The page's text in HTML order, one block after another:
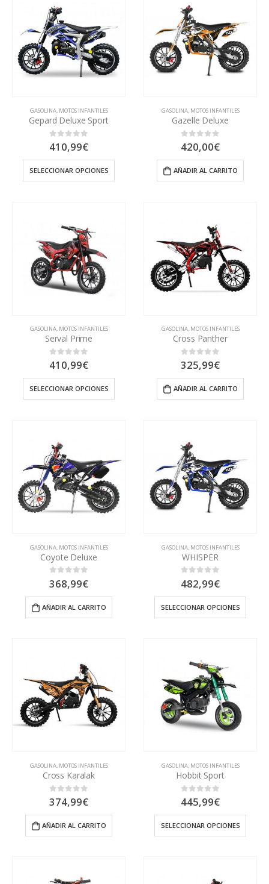
GASOLINA, MOTOS INFANTILES
Gepard Deluxe Sport
0out of 5
410,99€
SELECCIONAR OPCIONES
GASOLINA, MOTOS INFANTILES
Gazelle Deluxe
0out of 5
420,00€
AÑADIR AL CARRITO
GASOLINA, MOTOS INFANTILES
Serval Prime
0out of 5
410,99€
SELECCIONAR OPCIONES
GASOLINA, MOTOS INFANTILES
Cross Panther
0out of 5
325,99€
AÑADIR AL CARRITO
GASOLINA, MOTOS INFANTILES
Coyote Deluxe
0out of 5
368,99€
AÑADIR AL CARRITO
GASOLINA, MOTOS INFANTILES
WHISPER
0out of 5
482,99€
SELECCIONAR OPCIONES
GASOLINA, MOTOS INFANTILES
Cross Karalak
0out of 5
374,99€
AÑADIR AL CARRITO
GASOLINA, MOTOS INFANTILES
Hobbit Sport
0out of 5
445,99€
SELECCIONAR OPCIONES